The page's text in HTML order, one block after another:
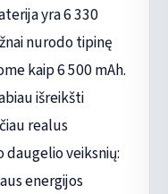
yra 6 330
nurodo tipinę
kaip 6 500 mAh.
išreikšti
realus
daugelio veiksnių:
energijos